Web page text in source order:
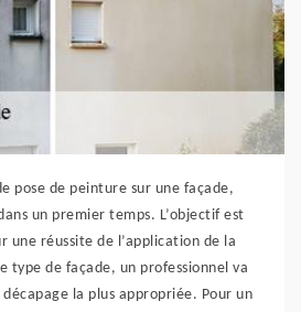
pose de peinture sur une façade,
un premier temps. L’objectif est
une réussite de l’application de la
type de façade, un professionnel va
la plus appropriée. Pour un